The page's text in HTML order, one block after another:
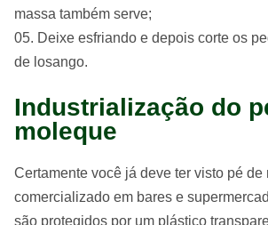
massa também serve;
Deixe esfriando e depois corte os
de losango.
Industrialização do
moleque
Certamente você já deve ter visto pé de
comercializado em bares e
são protegidos por um plástico